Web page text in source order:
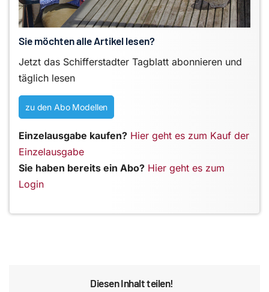
Sie möchten alle Artikel lesen?
Jetzt das Schifferstadter Tagblatt abonnieren und
täglich lesen
zu den Abo Modellen
Einzelausgabe kaufen? Hier geht es zum Kauf der
Einzelausgabe
Sie haben bereits ein Abo? Hier geht es zum
Login
Diesen Inhalt teilen!